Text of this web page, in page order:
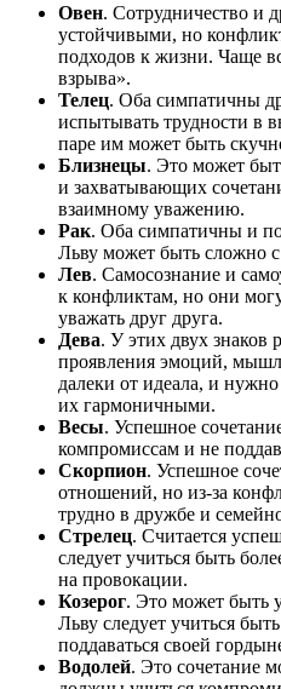
Овен. Сотрудничество и
устойчивыми, но
подходов к жизни. Чаще
взрыва».
Телец. Оба симпатичны
испытывать трудности в
паре им может быть
Близнецы. Это может
и захватывающих
взаимному уважению.
Рак. Оба симпатичны и
Льву может быть сложно
Лев. Самосознание и
к конфликтам, но они
уважать друг друга.
Дева. У этих двух знаков
проявления эмоций,
далеки от идеала, и
их гармоничными.
Весы. Успешное
компромиссам и не
Скорпион. Успешное
отношений, но из-за
трудно в дружбе и
Стрелец. Считается
следует учиться быть
на провокации.
Козерог. Это может быть
Льву следует учиться
поддаваться своей
Водолей. Это сочетание